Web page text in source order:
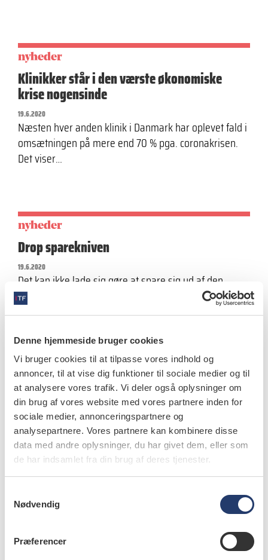
Denne hjemmeside bruger cookies
Vi bruger cookies til at tilpasse vores indhold og
annoncer, til at vise dig funktioner til sociale medier og til
at analysere vores trafik. Vi deler også oplysninger om
din brug af vores website med vores partnere inden for
sociale medier, annonceringspartnere og
analysepartnere. Vores partnere kan kombinere disse
data med andre oplysninger, du har givet dem, eller som
de har indsamlet fra din brug af deres tjenester.
Nødvendig
Præferencer
nyheder
Klinikker står i den værste økonomiske
krise nogensinde
19.6.2020
Næsten hver anden klinik i Danmark har oplevet fald i
omsætningen på mere end 70 % pga. coronakrisen.
Det viser…
nyheder
Drop sparekniven
19.6.2020
Det kan ikke lade sig gøre at spare sig ud af den
økonomiske krise. I stedet skal de sørge for…
nyheder
Corona halverede ansattes løn
19.6.2020
Ansatte tandlæger gik gået markant ned i løn under
nedlukningen. Det viser en undersøgelse, som
Privatansatte Tandlægers Udvalg (PATU) har…
"Dansk tandpleje må ikke gå ad HK til"